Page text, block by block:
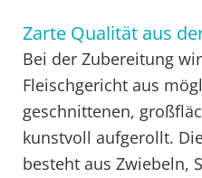
Zarte Qualität aus
Bei der Zubereitung
Fleischgericht aus
geschnittenen,
kunstvoll aufgerollt.
besteht aus Zwiebeln,